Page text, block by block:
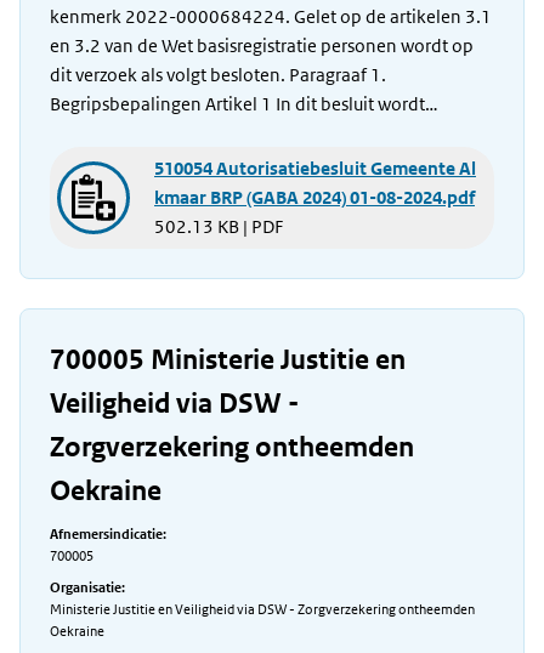
kenmerk 2022-0000684224. Gelet op de artikelen 3.1
en 3.2 van de Wet basisregistratie personen wordt op
dit verzoek als volgt besloten. Paragraaf 1.
Begripsbepalingen Artikel 1 In dit besluit wordt…
510054 Autorisatiebesluit Gemeente Al
kmaar BRP (GABA 2024) 01-08-2024.pdf
502.13 KB | PDF
700005 Ministerie Justitie en
Veiligheid via DSW -
Zorgverzekering ontheemden
Oekraine
Afnemersindicatie:
700005
Organisatie:
Ministerie Justitie en Veiligheid via DSW - Zorgverzekering ontheemden
Oekraine